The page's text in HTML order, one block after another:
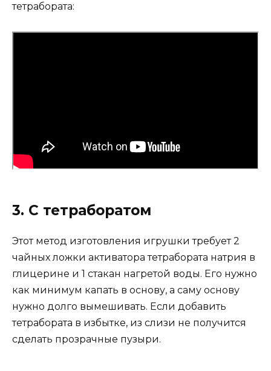
тетрабората:
3. С тетраборатом
Этот метод изготовления игрушки требует 2
чайных ложки активатора тетрабората натрия в
глицерине и 1 стакан нагретой воды. Его нужно
как минимум капать в основу, а саму основу
нужно долго вымешивать. Если добавить
тетрабората в избытке, из слизи не получится
сделать прозрачные пузыри.